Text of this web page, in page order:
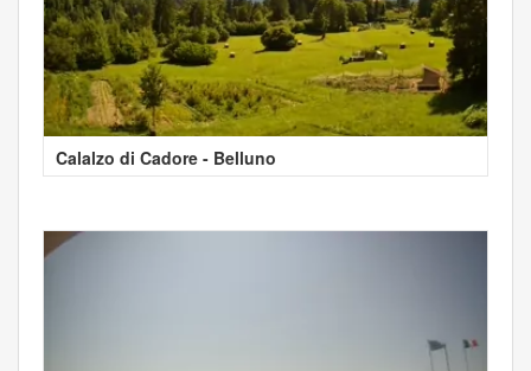
Calalzo di Cadore - Belluno